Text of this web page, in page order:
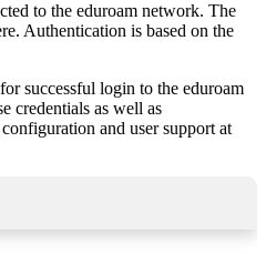
to the eduroam network. The
Authentication is based on the
successful login to the eduroam
credentials as well as
and user support at